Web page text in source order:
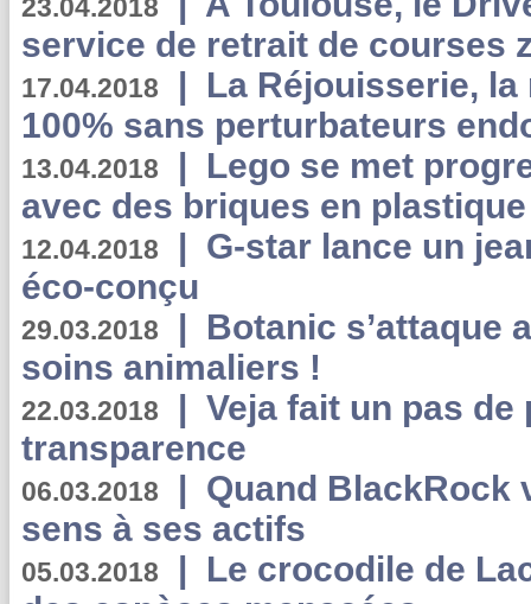
23.04.2018
service de retrait de courses
17.04.2018 | La Réjouisserie,
100% sans perturbateurs
13.04.2018 | Lego se met
avec des briques en
12.04.2018 | G-star lance un
éco-conçu
29.03.2018 | Botanic s’attaque
soins animaliers !
22.03.2018 | Veja fait un pas de
transparence
06.03.2018 | Quand BlackRock
sens à ses actifs
05.03.2018 | Le crocodile de